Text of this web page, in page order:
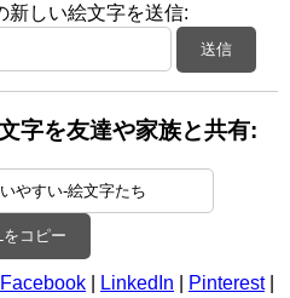
新しい絵文字を送信:
送信
字を友達や家族と共有:
をコピー
Facebook LinkedIn Pinterest|